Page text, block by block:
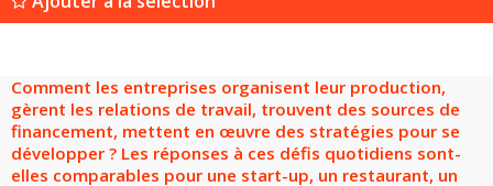
Comment les entreprises organisent leur production,
gèrent les relations de travail, trouvent des sources de
financement, mettent en œuvre des stratégies pour se
développer ? Les réponses à ces défis quotidiens sont-
elles comparables pour une start-up, un restaurant, un